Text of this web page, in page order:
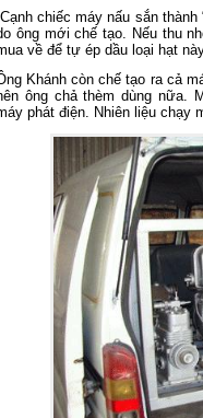
Cạnh chiếc máy nấu sắn
ông mới chế tạo. Nếu thu
về để tự ép dầu loại hạt
Khánh còn chế tạo ra cả
ông chả thèm dùng nữa.
phát điện. Nhiên liệu chạy